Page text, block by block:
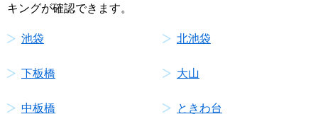
キングが確認できます。
池袋 北池袋
下板橋 大山
中板橋 ときわ台